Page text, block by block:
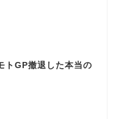
トGP撤退した本当の